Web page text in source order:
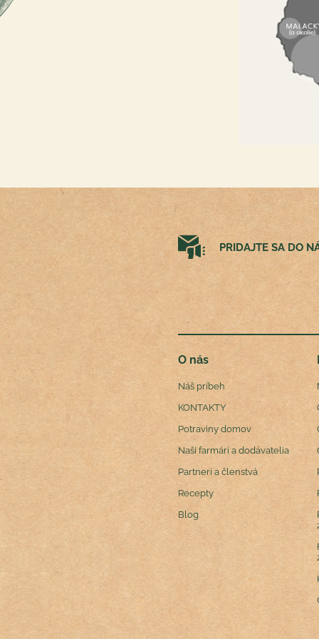
PRIDAJTE SA DO
O nás
Náš príbeh
KONTAKTY
Potraviny domov
Naši farmári a dodávatelia
Partneri a členstvá
Recepty
Blog